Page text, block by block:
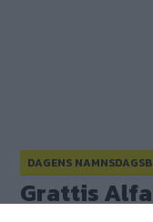
DAGENS
Grattis